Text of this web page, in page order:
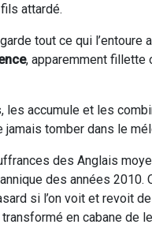
attardé.
tout ce qui l’entoure
, apparemment fillette
accumule et les
tomber dans le
des Anglais
des années 2010.
si l’on voit et revoit
en cabane de